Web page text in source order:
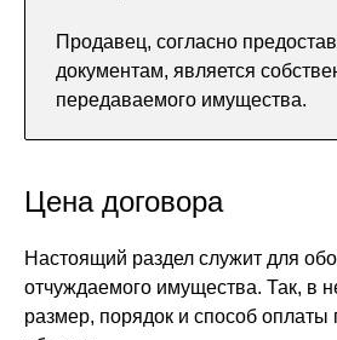
Продавец, согласно
документам, является
передаваемого имущества.
Цена договора
Настоящий раздел служит для
отчуждаемого имущества. Так, в
размер, порядок и способ оплаты